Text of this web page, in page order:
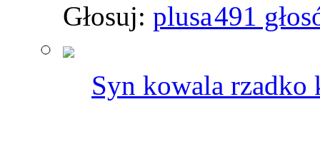
Głosuj: 491
Syn kowala rzadko